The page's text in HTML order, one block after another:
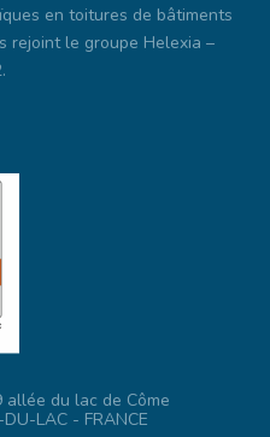
en toitures de bâtiments
rejoint le groupe Helexia –
allée du lac de Côme
LAC - FRANCE